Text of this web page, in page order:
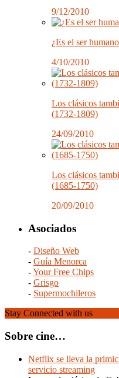
9/12/2010
¿Es el ser
4/10/2010
Los clásicos
(1732-1809)
24/09/2010
Los clásicos
(1685-1750)
20/09/2010
Asociados
- Diseño Web
- Guía Menorca
-Your Free Chips
- Grisgo
- Supermochileros
Stay Connected with us
Sobre cine…
Netflix se lleva la
servicio streaming